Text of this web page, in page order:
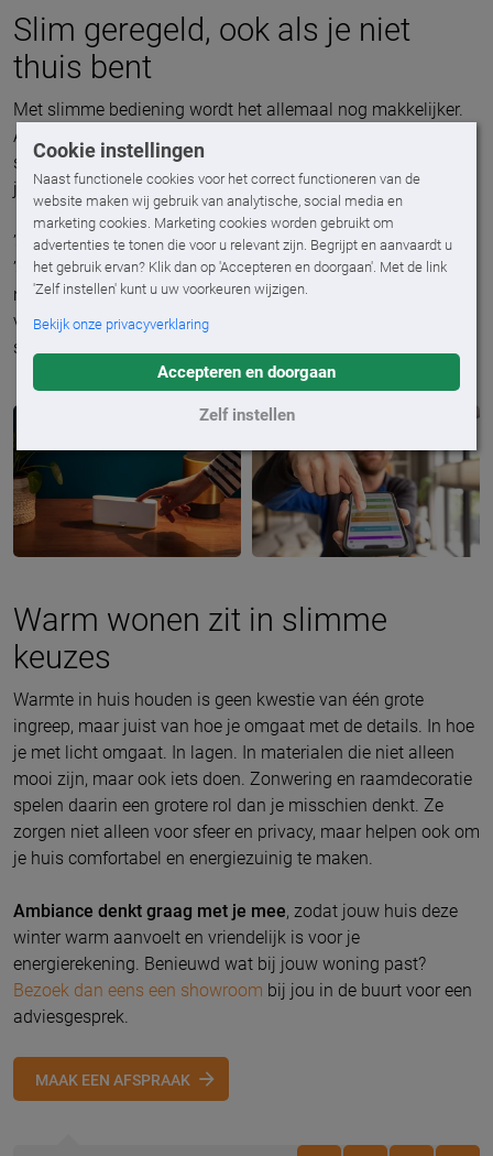
Cookie instellingen
Naast functionele cookies voor het correct functioneren van de
website maken wij gebruik van analytische, social media en
marketing cookies. Marketing cookies worden gebruikt om
advertenties te tonen die voor u relevant zijn. Begrijpt en aanvaardt u
het gebruik ervan? Klik dan op 'Accepteren en doorgaan'. Met de link
'Zelf instellen' kunt u uw voorkeuren wijzigen.
Bekijk onze privacyverklaring
Accepteren en doorgaan
Zelf instellen
Slim geregeld, ook als je niet
thuis bent
Met slimme bediening wordt het allemaal nog makkelijker.
Automatische zonwering, bijvoorbeeld via een smart-home
systeem zoalsSomfy TaHoma
juiste moment.
’s Ochtends open om het daglicht en de zon binnen te laten,
’s avonds dicht om de warmte vast te houden. Zelfs als je
niet thuis bent. Zo haal je het maximale uit zonnewarmte en
verwarm je je huis zonder gas en stroom, simpelweg door
slimmer om te gaan met wat er al is.
Warm wonen zit in slimme
keuzes
Warmte in huis houden is geen kwestie van één grote
ingreep, maar juist van hoe je omgaat met de details. In hoe
je met licht omgaat. In lagen. In materialen die niet alleen
mooi zijn, maar ook iets doen. Zonwering en raamdecoratie
spelen daarin een grotere rol dan je misschien denkt. Ze
zorgen niet alleen voor sfeer en privacy, maar helpen ook om
je huis comfortabel en energiezuinig te maken.
Ambiance denkt graag met je mee, zodat jouw huis deze
winter warm aanvoelt en vriendelijk is voor je
energierekening. Benieuwd wat bij jouw woning past?
Bezoek dan eens een showroom bij jou in de buurt voor een
adviesgesprek.
MAAK EEN AFSPRAAK